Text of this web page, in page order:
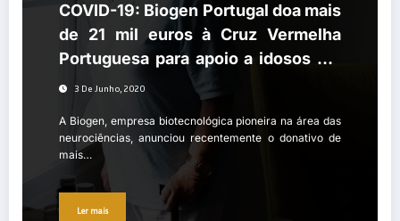
COVID-19: Biogen Portugal doa mais
de 21 mil euros à Cruz Vermelha
Portuguesa para apoio a idosos em
lares
3 De Junho, 2020
A Biogen, empresa biotecnológica pioneira na área das
neurociências, anunciou recentemente o donativo de
mais…
Ler mais